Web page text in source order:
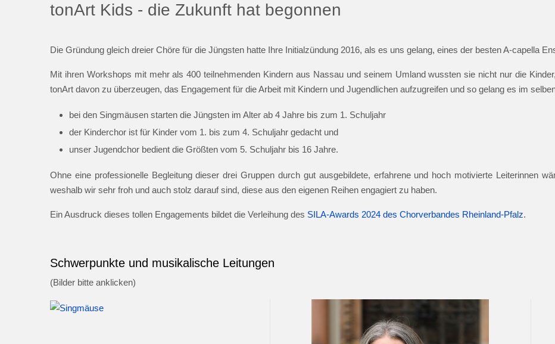
tonArt Kids - die Zukunft hat begonnen
Die Gründung gleich dreier Chöre für die Jüngsten hatte Ihre Initialzündung 2016, als es uns gelang, eines der besten A-capella
Mit ihren Workshops mit mehr als 400 teilnehmenden Kindern aus Nassau und seinem Umland wussten sie nicht nur die
tonArt davon zu überzeugen, das Engagement für die Arbeit mit Kindern und Jugendlichen aufzugreifen und so gelang es im
bei den Singmäusen starten die Jüngsten im Alter ab 4 Jahre bis zum 1. Schuljahr
der Kinderchor ist für Kinder vom 1. bis zum 4. Schuljahr gedacht und
unser Jugendchor bedient die Größten vom 5. Schuljahr bis 16 Jahre.
Ohne eine professionelle Begleitung dieser drei Gruppen durch gut ausgebildete, erfahrene und hoch motivierte Leiterinnen
weshalb wir sehr froh und auch stolz darauf sind, diese aus den eigenen Reihen engagiert zu haben.
Ein Ausdruck dieses tollen Engagements bildet die Verleihung des SILA-Awards 2024 des Chorverbandes Rheinland-Pfalz.
Schwerpunkte und musikalische Leitungen
(Bilder bitte anklicken)